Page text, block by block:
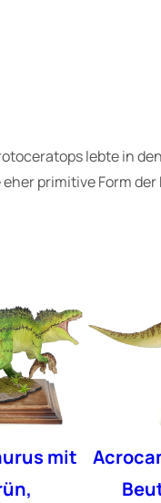
lebte in
primitive Form
mit